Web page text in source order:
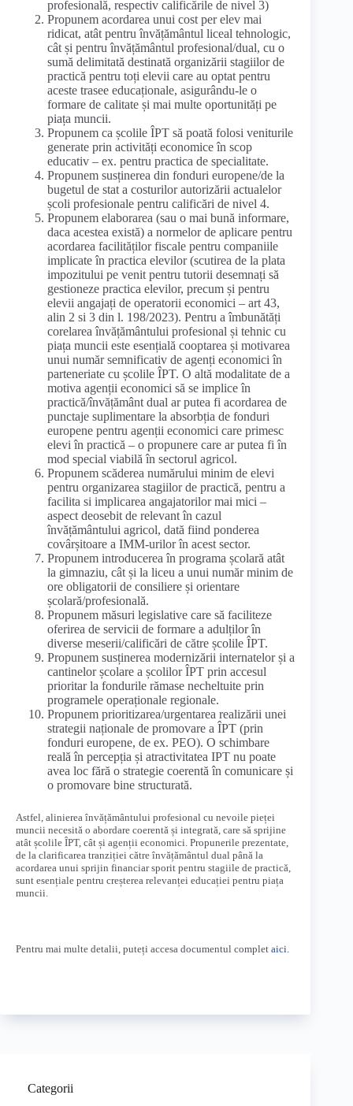
profesională, respectiv calificările de nivel 3)
Propunem acordarea unui cost per elev mai
ridicat, atât pentru învățământul liceal tehnologic,
cât și pentru învățământul profesional/dual, cu o
sumă delimitată destinată organizării stagiilor de
practică pentru toți elevii care au optat pentru
aceste trasee educaționale, asigurându-le o
formare de calitate și mai multe oportunități pe
piața muncii.
Propunem ca școlile ÎPT să poată folosi veniturile
generate prin activități economice în scop
educativ – ex. pentru practica de specialitate.
Propunem susținerea din fonduri europene/de la
bugetul de stat a costurilor autorizării actualelor
școli profesionale pentru calificări de nivel 4.
Propunem elaborarea (sau o mai bună informare,
daca acestea există) a normelor de aplicare pentru
acordarea facilităților fiscale pentru companiile
implicate în practica elevilor (scutirea de la plata
impozitului pe venit pentru tutorii desemnați să
gestioneze practica elevilor, precum și pentru
elevii angajați de operatorii economici – art 43,
alin 2 si 3 din l. 198/2023). Pentru a îmbunătăți
corelarea învățământului profesional și tehnic cu
piața muncii este esențială cooptarea și motivarea
unui număr semnificativ de agenți economici în
parteneriate cu școlile ÎPT. O altă modalitate de a
motiva agenții economici să se implice în
practică/învățământ dual ar putea fi acordarea de
punctaje suplimentare la absorbția de fonduri
europene pentru agenții economici care primesc
elevi în practică – o propunere care ar putea fi în
mod special viabilă în sectorul agricol.
Propunem scăderea numărului minim de elevi
pentru organizarea stagiilor de practică, pentru a
facilita si implicarea angajatorilor mai mici –
aspect deosebit de relevant în cazul
învățământului agricol, dată fiind ponderea
covârșitoare a IMM-urilor în acest sector.
Propunem introducerea în programa școlară atât
la gimnaziu, cât și la liceu a unui număr minim de
ore obligatorii de consiliere și orientare
școlară/profesională.
Propunem măsuri legislative care să faciliteze
oferirea de servicii de formare a adulților în
diverse meserii/calificări de către școlile ÎPT.
Propunem susținerea modernizării internatelor și a
cantinelor școlare a școlilor ÎPT prin accesul
prioritar la fondurile rămase necheltuite prin
programele operaționale regionale.
Propunem prioritizarea/urgentarea realizării unei
strategii naționale de promovare a ÎPT (prin
fonduri europene, de ex. PEO). O schimbare
reală în percepția și atractivitatea IPT nu poate
avea loc fără o strategie coerentă în comunicare și
o promovare bine structurată.
Astfel, alinierea învățământului profesional cu nevoile pieței
muncii necesită o abordare coerentă și integrată, care să sprijine
atât școlile ÎPT, cât și agenții economici. Propunerile prezentate,
de la clarificarea tranziției către învățământul dual până la
acordarea unui sprijin financiar sporit pentru stagiile de practică,
sunt esențiale pentru creșterea relevanței educației pentru piața
muncii.
Pentru mai multe detalii, puteți accesa documentul complet aici.
Categorii